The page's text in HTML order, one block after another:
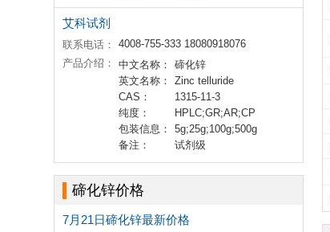
艾科试剂
联系电话：
4008-755-333 18080918076
产品介绍：
中文名称：
碲化锌
英文名称：
Zinc telluride
CAS：
1315-11-3
纯度：
HPLC;GR;AR;CP
包装信息：
5g;25g;100g;500g
备注：
试剂级
碲化锌价格
7月21日碲化锌最新价格